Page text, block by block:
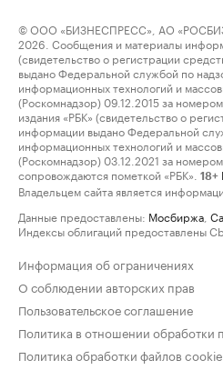
© ООО «БИЗНЕСПРЕСС», АО
2026. Сообщения и материалы
(свидетельство о регистрации
выдано Федеральной службой по
информационных технологий и
(Роскомнадзор) 09.12.2015 за
издания «РБК» (свидетельство о
информации выдано Федеральной
информационных технологий и
(Роскомнадзор) 03.12.2021 за
сопровождаются пометкой «РБК».
18+
Владельцем сайта является
Данные предоставлены: Мосбиржа
Индексы облигаций предоставлены
Информация об ограничениях
О соблюдении авторских прав
Пользовательское соглашение
Политика в отношении обработки
Политика обработки файлов cookie